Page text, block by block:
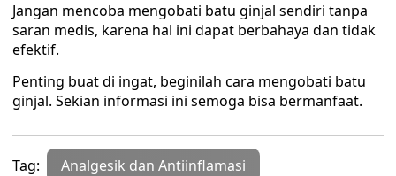
Jangan mencoba mengobati batu ginjal sendiri tanpa
saran medis, karena hal ini dapat berbahaya dan tidak
efektif.
Penting buat di ingat, beginilah cara mengobati batu
ginjal. Sekian informasi ini semoga bisa bermanfaat.
Tag: Analgesik dan Antiinflamasi